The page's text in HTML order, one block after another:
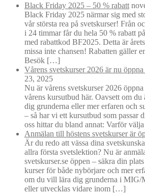
Black Friday 2025 – 50 % rabatt
Black Friday 2025 närmar sig med
vår största rea på svetskurser! Från
i 24 timmar får du hela 50 % rabatt
med rabattkod BF2025. Detta är
missa inte chansen! Rabatten gäller
Besök […]
Vårens svetskurser 2026 är nu
23, 2025
Nu är vårens svetskurser 2026
vårens kursutbud här. Oavsett om
dig grunderna eller mer erfaren och
– så har vi ett kursutbud som passar
oss hittar du bland annat: Varför
Anmälan till höstens svetskurser är
Är du redo att vässa dina
allra första svetslektion? Nu är
svetskurser.se öppen – säkra din
kurser för både nybörjare och mer
om du vill lära dig grunderna i
eller utvecklas vidare inom […]